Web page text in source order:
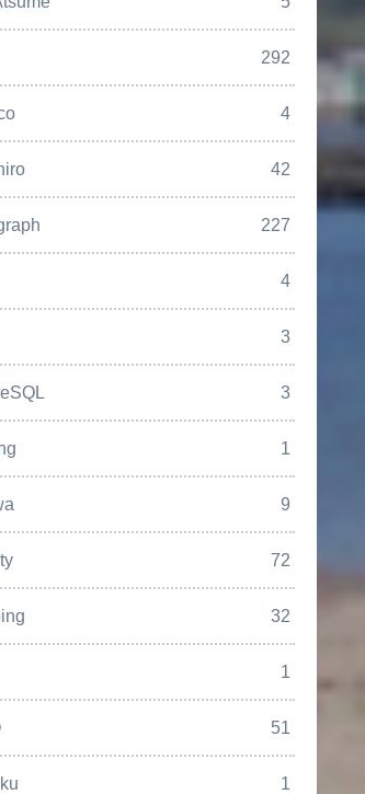
292
4
42
227
4
3
3
1
9
72
32
1
51
1